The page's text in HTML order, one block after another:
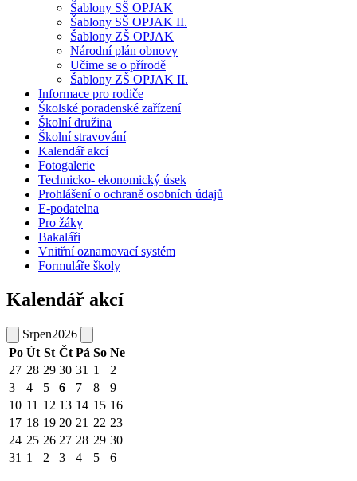
Šablony SŠ OPJAK
Šablony SŠ OPJAK II.
Šablony ZŠ OPJAK
Národní plán obnovy
Učime se o přírodě
Šablony ZŠ OPJAK II.
Informace pro rodiče
Školské poradenské zařízení
Školní družina
Školní stravování
Kalendář akcí
Fotogalerie
Technicko- ekonomický úsek
Prohlášení o ochraně osobních údajů
E-podatelna
Pro žáky
Bakaláři
Vnitřní oznamovací systém
Formuláře školy
Kalendář akcí
Srpen2026
Po Út St Čt Pá So Ne
27 28 29 30 31 1
2
3
4 5 6 7 8
9
10 11 12 13 14 15 16
17 18 19 20 21 22 23
24 25 26 27 28 29 30
31 1 2 3 4 5 6